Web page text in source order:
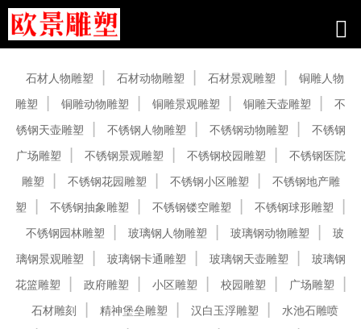
石材人物雕塑 石材动物雕塑 石材景观雕塑
铜雕人物
雕塑
铜雕动物雕塑 铜雕景观雕塑 铜雕天壶雕塑
不
锈钢天壶雕塑
不锈钢人物雕塑 不锈钢动物雕塑
不锈钢
广场雕塑
不锈钢景观雕塑 不锈钢校园雕塑
不锈钢医院
雕塑
不锈钢花园雕塑 不锈钢小区雕塑
不锈钢地产雕
塑
不锈钢抽象雕塑 不锈钢镂空雕塑
不锈钢球形雕塑
不锈钢园林雕塑
玻璃钢人物雕塑 玻璃钢动物雕塑
玻
璃钢景观雕塑
玻璃钢卡通雕塑 玻璃钢天壶雕塑
玻璃钢
花篮雕塑
政府雕塑 小区雕塑 校园雕塑
广场雕塑
石材雕刻
精神堡垒雕塑 汉白玉浮雕塑
水池石雕喷